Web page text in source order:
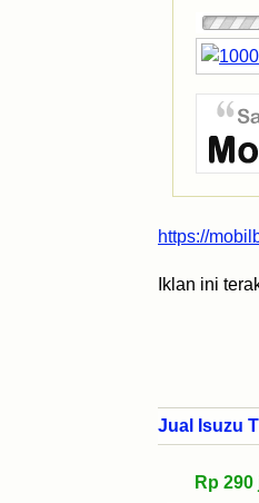
https://
Iklan ini
Jual Isuzu
Rp 290